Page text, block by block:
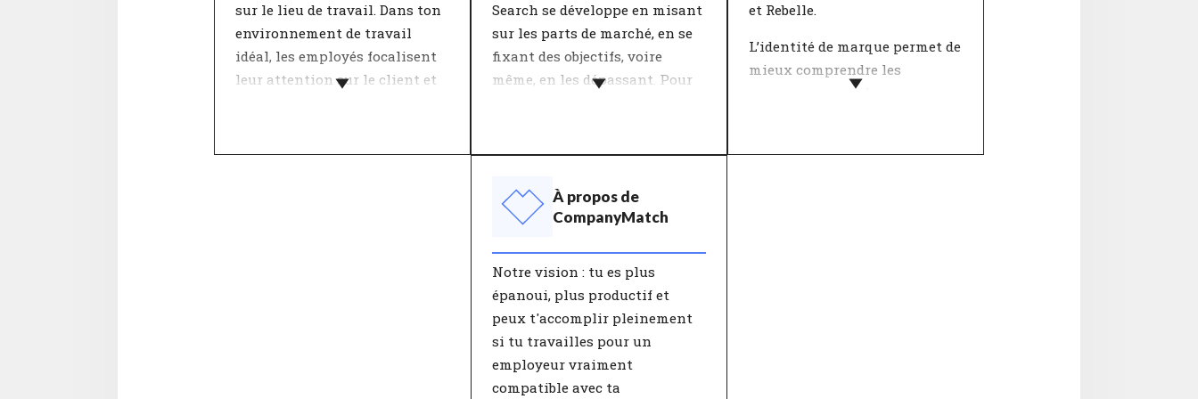
tu auras la possibilité de
t'épanouir davantage et que
tes performances seront
optimales.
sur le lieu de travail. Dans ton
environnement de travail
idéal, les employés focalisent
leur attention sur le client et
Search se développe en misant
sur les parts de marché, en se
fixant des objectifs, voire
même, en les dépassant. Pour
même.
La stratégie de croissance de
l'entreprise a un impact
énorme sur ton
épanouissement. Elle
détermine notamment ton
approche de travail. Parmi les
points de développement
éventuels figurent entres
et Rebelle.
L’identité de marque permet de
mieux comprendre les
marques comme les personnes.
À propos de
CompanyMatch
Notre vision : tu es plus
épanoui, plus productif et
peux t'accomplir pleinement
si tu travailles pour un
employeur vraiment
compatible avec ta